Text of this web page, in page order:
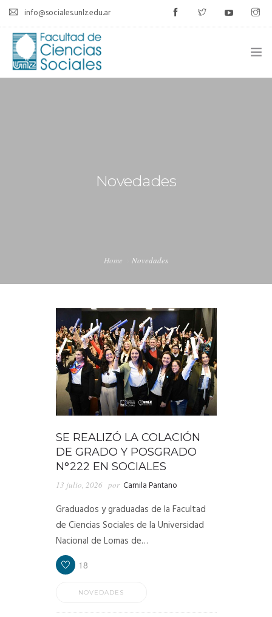
info@sociales.unlz.edu.ar
CALENDARIO ACADÉMICONovedades
Home Novedades
SE REALIZÓ LA COLACIÓN
DE GRADO Y POSGRADO
N°222 EN SOCIALES
13 julio, 2026 por Camila Pantano
Graduados y graduadas de la Facultad
de Ciencias Sociales de la Universidad
Nacional de Lomas de…
18
NOVEDADES